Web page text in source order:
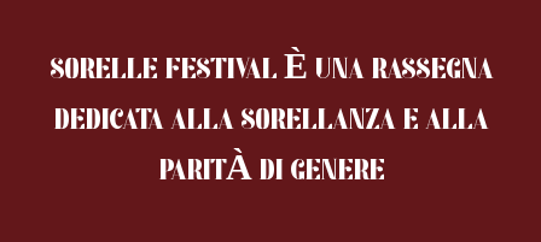
SORELLE FESTIVAL È UNA RASSEGNA
DEDICATA ALLA SORELLANZAE ALLA
PARITÀ DI GENERE